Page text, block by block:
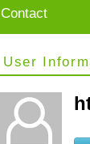
Contact
User